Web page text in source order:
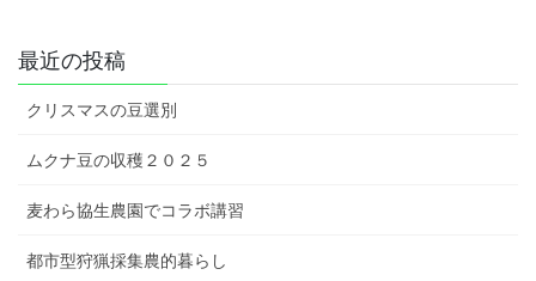
最近の投稿
クリスマスの豆選別
ムクナ豆の収穫２０２５
麦わら協生農園でコラボ講習
都市型狩猟採集農的暮らし